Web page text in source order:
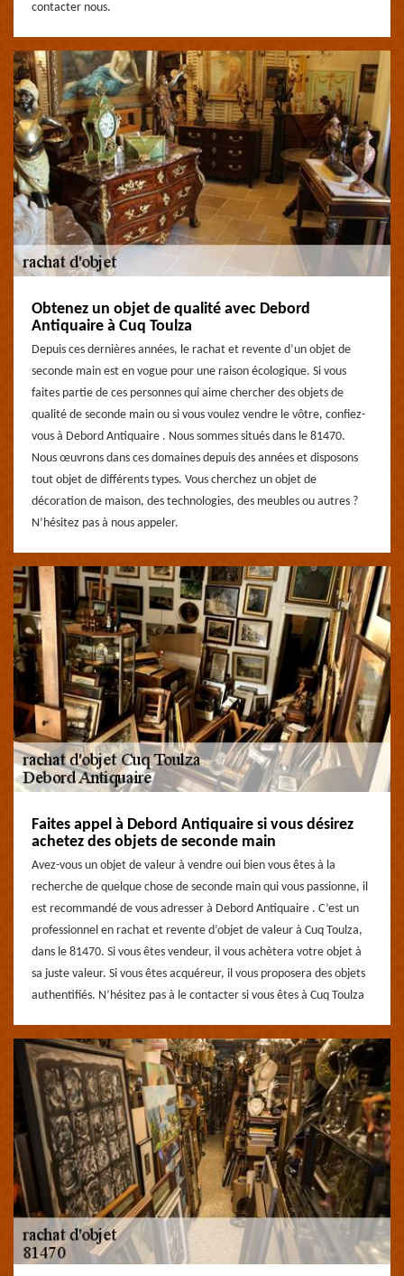
contacter nous.
Obtenez un objet de qualité avec Debord
Antiquaire à Cuq Toulza
Depuis ces dernières années, le rachat et revente d’un objet de
seconde main est en vogue pour une raison écologique. Si vous
faites partie de ces personnes qui aime chercher des objets de
qualité de seconde main ou si vous voulez vendre le vôtre, confiez-
vous à Debord Antiquaire . Nous sommes situés dans le 81470.
Nous œuvrons dans ces domaines depuis des années et disposons
tout objet de différents types. Vous cherchez un objet de
décoration de maison, des technologies, des meubles ou autres ?
N’hésitez pas à nous appeler.
Faites appel à Debord Antiquaire si vous désirez
achetez des objets de seconde main
Avez-vous un objet de valeur à vendre oui bien vous êtes à la
recherche de quelque chose de seconde main qui vous passionne, il
est recommandé de vous adresser à Debord Antiquaire . C’est un
professionnel en rachat et revente d’objet de valeur à Cuq Toulza,
dans le 81470. Si vous êtes vendeur, il vous achètera votre objet à
sa juste valeur. Si vous êtes acquéreur, il vous proposera des objets
authentifiés. N’hésitez pas à le contacter si vous êtes à Cuq Toulza